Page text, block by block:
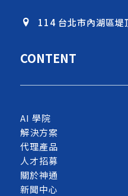
114 台北市內湖區
CONTENT
AI 學院
解決方案
代理產品
人才招募
關於神通
新聞中心